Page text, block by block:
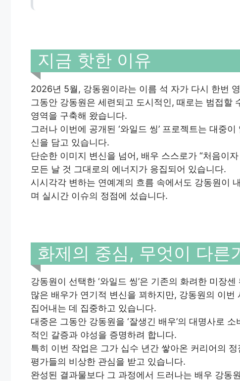
지금 핫한 이유
2026년 5월, 강동원이라는 이름 석 자가 다시 한번
그동안 강동원은 세련되고 도시적인, 때로는 범접할
영역을 구축해 왔습니다.
그러나 이번에 공개된 ‘와일드 씽’ 프로젝트는 대중
신을 담고 있습니다.
단순한 이미지 변신을 넘어, 배우 스스로가 “처음이
모든 날 것 그대로의 에너지가 응집되어 있습니다.
시시각각 변하는 연예계의 흐름 속에서도 강동원이
며 실시간 이슈의 정점에 섰습니다.
화제의 중심, 무엇이 다른
강동원이 선택한 ‘와일드 씽’은 기존의 화려한 미장
많은 배우가 연기적 변신을 꾀하지만, 강동원의 이
집어내는 데 집중하고 있습니다.
대중은 그동안 강동원을 ‘잘생긴 배우’의 대명사로
적인 갈증과 야성을 증명하려 합니다.
특히 이번 작업은 그가 십수 년간 쌓아온 커리어의
평가들의 비상한 관심을 받고 있습니다.
완성된 결과물보다 그 과정에서 드러나는 배우 강동